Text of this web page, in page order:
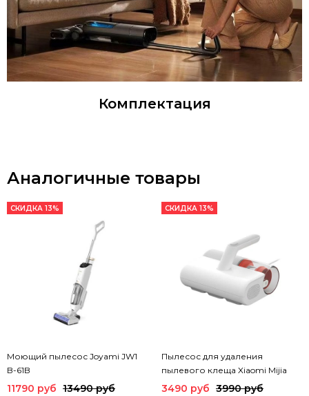
Комплектация
Аналогичные товары
СКИДКА 13%
Моющий пылесос Joyami JW1
B-61B
11790 руб 13490 руб
СКИДКА 13%
Пылесос для удаления
пылевого клеща Xiaomi Mijia
Dust Mite Vacuum Cleaner
3490 руб 3990 руб